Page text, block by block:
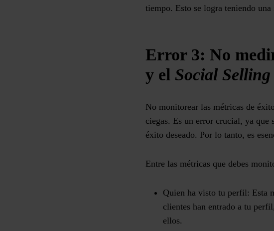
tiempo. Esto se logra teniendo
Error 3: No
y el Social
No monitorear las métricas de
ciegas. Es un error crucial, ya que
éxito deseado. Por lo tanto, es
Entre las métricas que debes
Quien ha visto tu perfil: Esta
clientes han entrado a tu
ellos.